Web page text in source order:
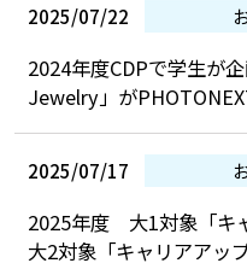
2025/07/22
2024年度CDPで学生が
Jewelry」が
2025/07/17
2025年度 大1対象「キ
大2対象「キャリアアッ